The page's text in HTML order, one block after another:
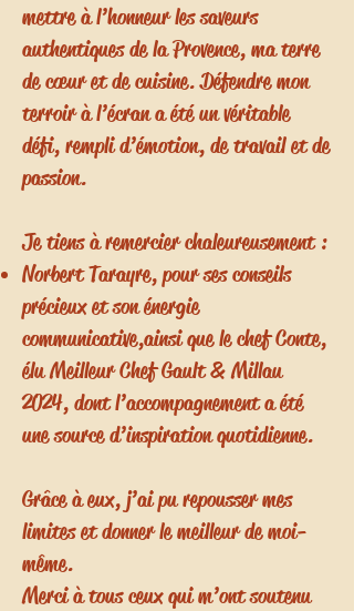
mettre à l’honneur les saveurs
authentiques de la Provence, ma terre
de cœur et de cuisine. Défendre mon
terroir à l’écran a été un véritable
défi, rempli d’émotion, de travail et de
passion.
Je tiens à remercier chaleureusement :
Norbert Tarayre, pour ses conseils
précieux et son énergie
communicative,ainsi que le chef Conte,
élu Meilleur Chef Gault & Millau
2024, dont l’accompagnement a été
une source d’inspiration quotidienne.
Grâce à eux, j’ai pu repousser mes
limites et donner le meilleur de moi-
même.
Merci à tous ceux qui m’ont soutenu